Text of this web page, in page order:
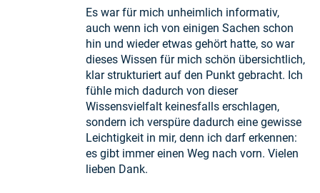
Es war für mich unheimlich informativ,
auch wenn ich von einigen Sachen schon
hin und wieder etwas gehört hatte, so war
dieses Wissen für mich schön übersichtlich,
klar strukturiert auf den Punkt gebracht. Ich
fühle mich dadurch von dieser
Wissensvielfalt keinesfalls erschlagen,
sondern ich verspüre dadurch eine gewisse
Leichtigkeit in mir, denn ich darf erkennen:
es gibt immer einen Weg nach vorn. Vielen
lieben Dank.